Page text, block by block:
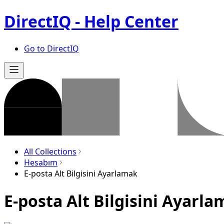
DirectIQ - Help Center
Go to DirectIQ
All Collections
Hesabım
E-posta Alt Bilgisini Ayarlamak
E-posta Alt Bilgisini